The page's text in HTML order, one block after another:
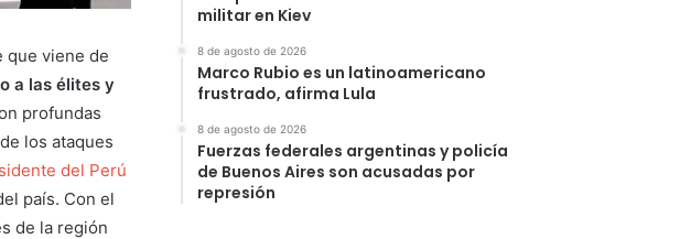
que viene de
a las élites y
profundas
los ataques
del Perú
país. Con el
de la región
militar en Kiev
8 de agosto de 2026
Marco Rubio es un latinoamericano
frustrado, afirma Lula
8 de agosto de 2026
Fuerzas federales argentinas y policía
de Buenos Aires son acusadas por
represión